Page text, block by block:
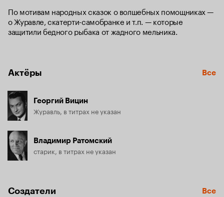
По мотивам народных сказок о волшебных помощниках —
о Журавле, скатерти-самобранке и т.п. — которые
защитили бедного рыбака от жадного мельника.
Актёры Все
Георгий Вицин
Журавль, в титрах не указан
Владимир Ратомский
старик, в титрах не указан
Создатели Все